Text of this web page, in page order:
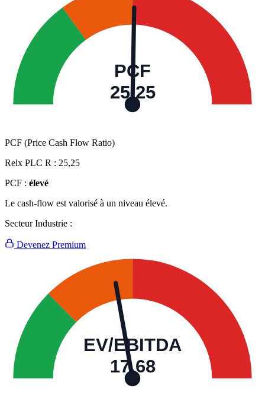
PCF
25,25
PCF (Price Cash Flow Ratio)
Relx PLC R : 25,25
PCF : élevé
Le cash-flow est valorisé à un niveau élevé.
Secteur Industrie :
Devenez Premium
EV/EBITDA
17,68